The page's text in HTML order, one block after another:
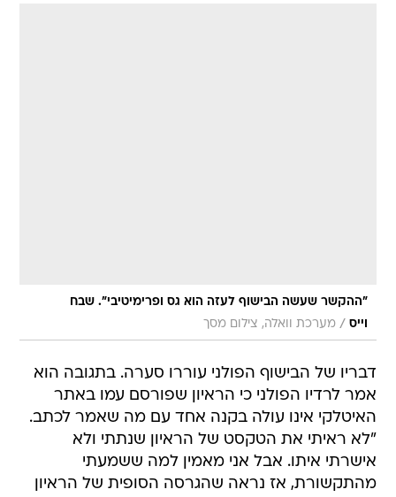
"ההקשר שעשה הבישוף לעזה הוא גס ופרימיטיבי". שבח
וייס / מערכת וואלה, צילום מסך
דבריו של הבישוף הפולני עוררו סערה. בתגובה הוא
אמר לרדיו הפולני כי הראיון שפורסם עמו באתר
האיטלקי אינו עולה בקנה אחד עם מה שאמר לכתב.
"לא ראיתי את הטקסט של הראיון שנתתי ולא
אישרתי איתו. אבל אני מאמין למה ששמעתי
מהתקשורת, אז נראה שהגרסה הסופית של הראיון